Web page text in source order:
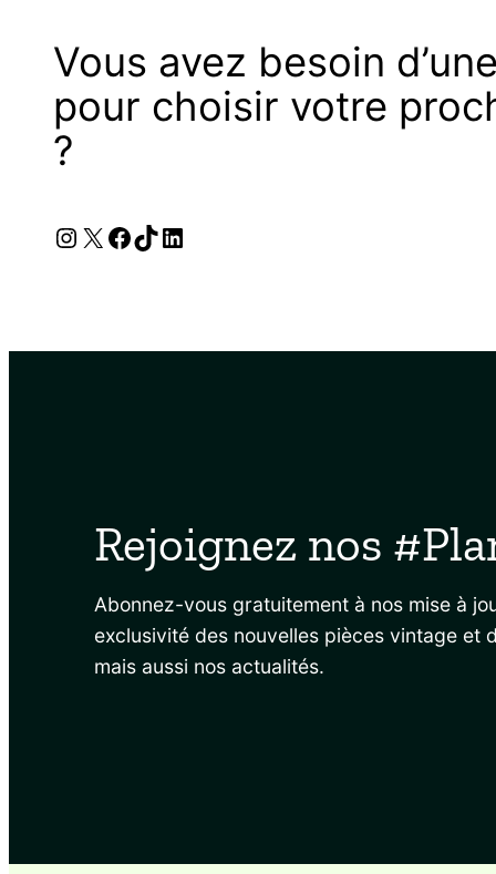
Vous avez besoin
pour choisir votre
?
Instagram
X Facebook
TikTok
LinkedIn
Rejoignez nos
Abonnez-vous gratuitement à nos mise à
exclusivité des nouvelles pièces vintage et
mais aussi nos actualités.